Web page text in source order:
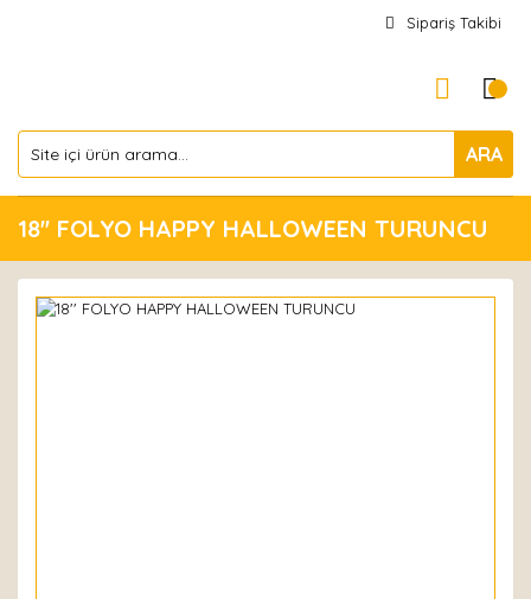
Sipariş Takibi
ARA
18'' FOLYO HAPPY HALLOWEEN TURUNCU